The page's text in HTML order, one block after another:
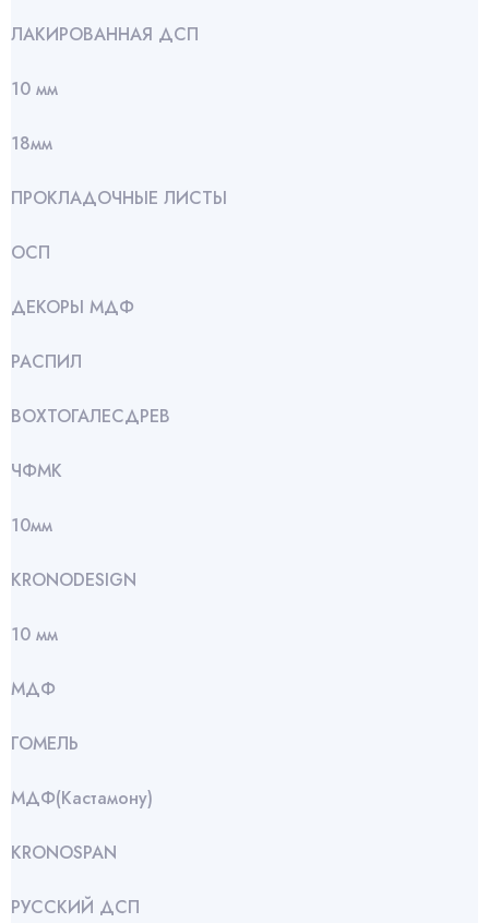
ЛАКИРОВАННАЯ ДСП
10 мм
18мм
ПРОКЛАДОЧНЫЕ ЛИСТЫ
ОСП
ДЕКОРЫ МДФ
РАСПИЛ
ВОХТОГАЛЕСДРЕВ
ЧФМК
10мм
KRONODESIGN
10 мм
МДФ
ГОМЕЛЬ
МДФ(Кастамону)
KRONOSPAN
РУССКИЙ ДСП